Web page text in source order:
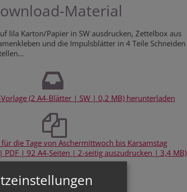
Material
lila Karton/Papier in SW ausdrucken, Zettelbox aus
und die Impulsblätter in 4 Teile Schneiden
(2 A4-Blätter | SW | 0,2 MB) herunterladen
die Tage von Aschermittwoch bis Karsamstag
PDF | 92 A4-Seiten | 2-seitig auszudrucken | 3,4 MB)